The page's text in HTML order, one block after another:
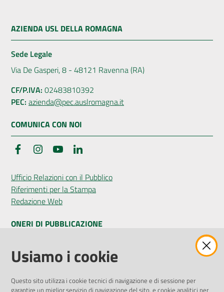
AZIENDA USL DELLA ROMAGNA
Sede Legale
Via De Gasperi, 8 - 48121 Ravenna (RA)
CF/P.IVA: 02483810392
PEC: azienda@pec.auslromagna.it
COMUNICA CON NOI
FacebookInstagramYouTube
Ufficio Relazioni con il Pubblico
Riferimenti per la Stampa
Redazione Web
ONERI DI PUBBLICAZIONE
Amministrazione Trasparente
Pubblicità legale
Privacy Policy
Usiamo i cookie
Questo sito utilizza i cookie tecnici di navigazione e di sessione per
garantire un miglior servizio di navigazione del sito, e cookie analitici per